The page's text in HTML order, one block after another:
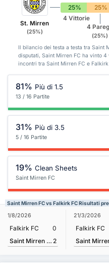
St. Mirren
(25%)
25% 25%
4 Vittorie
4
(25%)
Il bilancio dei testa a testa tra Saint
disputati, Saint Mirren FC ha vinto
incontri tra Saint Mirren FC e
81% Più di 1.5
13 / 16 Partite
31% Più di 3.5
5 / 16 Partite
19% Clean Sheets
Saint Mirren FC
Saint Mirren FC vs Falkirk FC Risultati
1/8/2026
Falkirk FC
0
Saint Mirren FC 2
21/3/2026
Falkirk FC